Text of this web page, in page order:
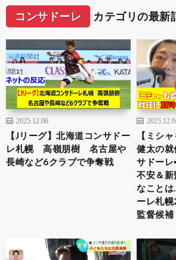
コンサドーレ カテゴリの最新
2025.12.06
【Jリーグ】北海道コンサドー
レ札幌 高嶺朋樹 名古屋や
長崎など6クラブで争奪戦
【ミシ
健太の就
サドー
不安＆新
なこと
ーレ札
監督候補